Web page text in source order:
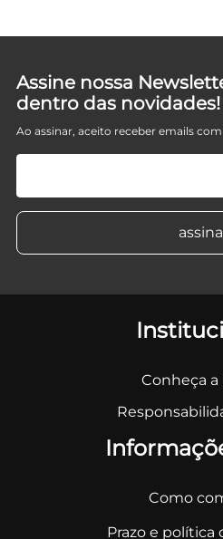
Assine nossa
dentro das novidades!
Ao assinar, aceito receber emails
Conheça a
Como
Prazo e política